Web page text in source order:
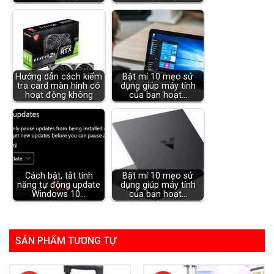
Hướng dẫn cách kiểm
tra card màn hình có
hoạt động không
Bật mí 10 mẹo sử
dụng giúp máy tính
của bạn hoạt…
Cách bật, tắt tính
năng tự động update
Windows 10…
Bật mí 10 mẹo sử
dụng giúp máy tính
của bạn hoạt…
SẢN PHẨM TƯƠNG TỰ